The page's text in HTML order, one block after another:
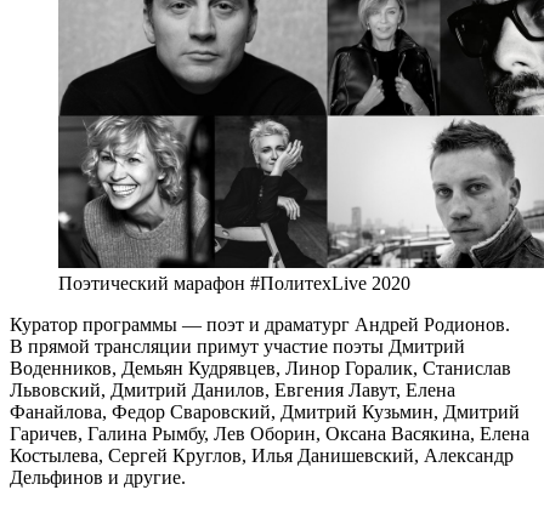
Поэтический марафон #ПолитехLive 2020
Куратор программы — поэт и драматург Андрей Родионов.
В прямой трансляции примут участие поэты Дмитрий
Воденников, Демьян Кудрявцев, Линор Горалик, Станислав
Львовский, Дмитрий Данилов, Евгения Лавут, Елена
Фанайлова, Федор Сваровский, Дмитрий Кузьмин, Дмитрий
Гаричев, Галина Рымбу, Лев Оборин, Оксана Васякина, Елена
Костылева, Сергей Круглов, Илья Данишевский, Александр
Дельфинов и другие.